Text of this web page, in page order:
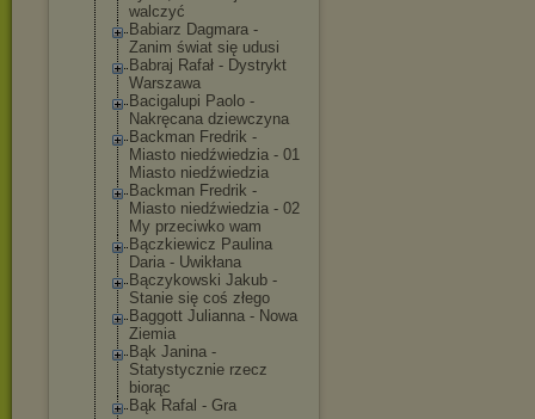
walczyć
Babiarz Dagmara -
Zanim świat się udusi
Babraj Rafał - Dystrykt
Warszawa
Bacigalupi Paolo -
Nakręcana dziewczyna
Backman Fredrik -
Miasto niedźwiedzia - 01
Miasto niedźwiedzia
Backman Fredrik -
Miasto niedźwiedzia - 02
My przeciwko wam
Bączkiewicz Paulina
Daria - Uwikłana
Bączykowski Jakub -
Stanie się coś złego
Baggott Julianna - Nowa
Ziemia
Bąk Janina -
Statystycznie rzecz
biorąc
Bąk Rafal - Gra